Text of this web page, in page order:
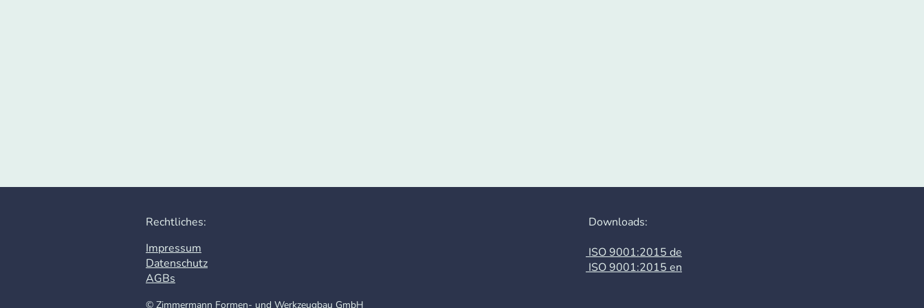
Rechtliches:
Impressum
Datenschutz
AGBs
© Zimmermann Formen- und Werkzeugbau GmbH
Downloads:
ISO 9001:2015 de
ISO 9001:2015 en